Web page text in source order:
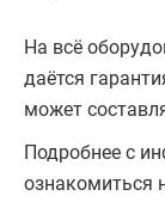
На всё
даётся
может
Подробнее с
ознакомиться